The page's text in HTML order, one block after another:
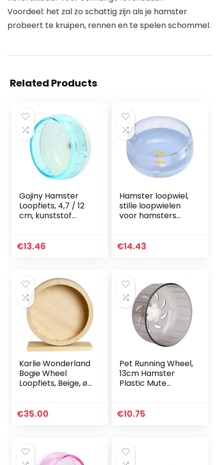
Voordeel: het zal zo schattig zijn als je hamster
probeert te kruipen, rennen en te spelen schommel.
Related Products
Gojiny Hamster
Loopfiets, 4,7 / 12
cm, kunststof
oefenwiel
€13.46
Hamster loopwiel,
stille loopwielen
voor hamsters
entertainment(blu
€14.43
Karlie Wonderland
Bogie Wheel
Loopfiets, Beige, ø
€35.00
Pet Running Wheel,
13cm Hamster
Plastic Mute
Jogging Oefenwiel
€10.75